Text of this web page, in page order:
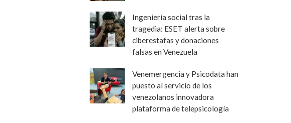
Ingeniería social tras la
tragedia: ESET alerta sobre
ciberestafas y donaciones
falsas en Venezuela
Venemergencia y Psicodata han
puesto al servicio de los
venezolanos innovadora
plataforma de telepsicología